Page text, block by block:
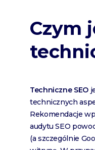
Czym
Techniczne SEO
technicznych
Rekomendacje
audytu SEO
(a szczególnie